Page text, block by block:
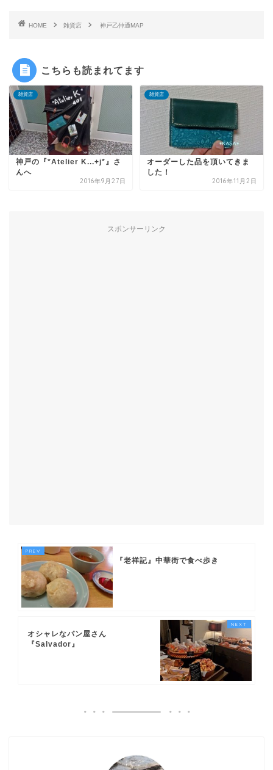
HOME 雑貨店 神戸乙仲通MAP
こちらも読まれてます
雑貨店
神戸の『*Atelier K...+j*』さ
んへ
2016年9月27日
雑貨店
オーダーした品を頂いてきま
した！
2016年11月2日
スポンサーリンク
『老祥記』中華街で食べ歩き
オシャレなパン屋さん
『Salvador』